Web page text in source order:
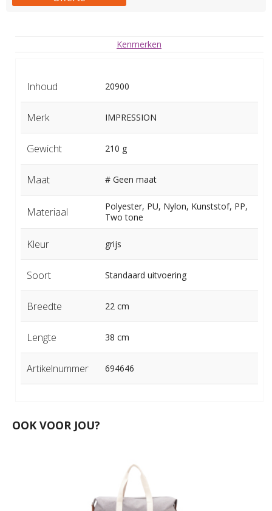
Kenmerken
Inhoud 20900
Merk IMPRESSION
Gewicht 210 g
Maat # Geen maat
Materiaal
Polyester, PU, Nylon, Kunststof, PP,
Two tone
Kleur grijs
Soort Standaard uitvoering
Breedte 22 cm
Lengte 38 cm
Artikelnummer 694646
OOK VOOR JOU?